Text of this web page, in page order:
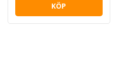
KÖP